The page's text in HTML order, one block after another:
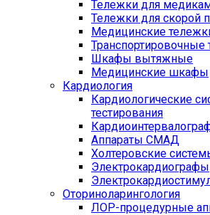
Тележки для
Тележки для скорой
Медицинские
Транспортировочные
Шкафы вытяжные
Медицинские шкафы
Кардиология
Кардиологические
тестирования
Аппараты СМАД
Холтеровские
Электрокардиографы
Оториноларингология
ЛОР-процедурные